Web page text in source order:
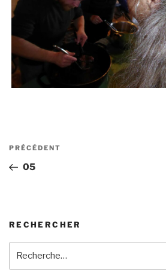
Navigation
l’article
Article
précédent
PRÉCÉDENT
05
RECHERCHER